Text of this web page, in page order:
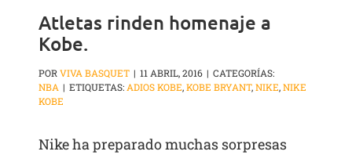
Atletas rinden homenaje a
Kobe.
PORVIVA BASQUET | 11 ABRIL, 2016 | CATEGORÍAS:
NBA | ETIQUETAS:ADIOS KOBE,KOBE BRYANT,NIKE,NIKE
KOBE
Nike ha preparado muchas sorpresas